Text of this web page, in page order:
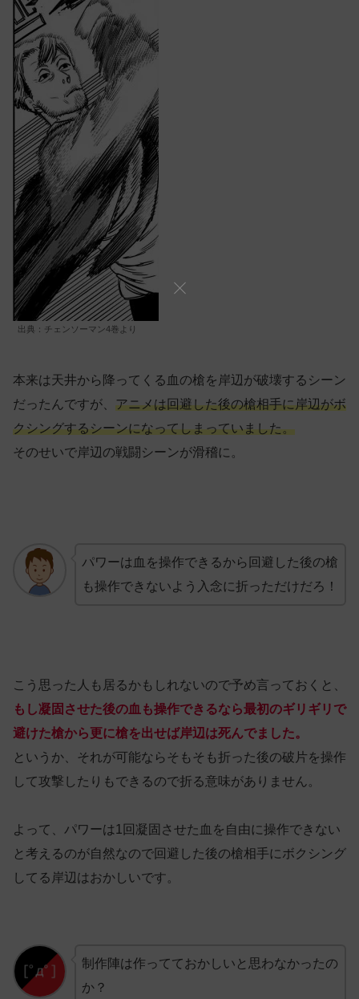
出典：チェンソーマン4巻より
本来は天井から降ってくる血の槍を岸辺が破壊するシーン
だったんですが、 アニメは回避した後の槍相手に岸辺がボ
クシングするシーンになってしまっていました。
そのせいで岸辺の戦闘シーンが滑稽に。
パワーは血を操作できるから回避した後の槍
も操作できないよう入念に折っただけだろ！
こう思った人も居るかもしれないので予め言っておくと、
もし凝固させた後の血も操作できるなら最初のギリギリで
避けた槍から更に槍を出せば岸辺は死んでました。
というか、それが可能ならそもそも折った後の破片を操作
して攻撃したりもできるので折る意味がありません。
よって、パワーは1回凝固させた血を自由に操作できない
と考えるのが自然なので回避した後の槍相手にボクシング
してる岸辺はおかしいです。
制作陣は作ってておかしいと思わなかったの
か？